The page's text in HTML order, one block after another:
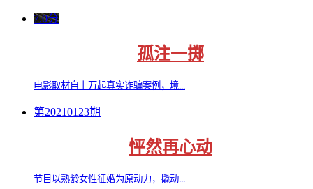
7.0分
孤注一掷
电影取材自上万起真实诈骗案例，境...
第20210123期
怦然再心动
节目以熟龄女性征婚为原动力，撬动...